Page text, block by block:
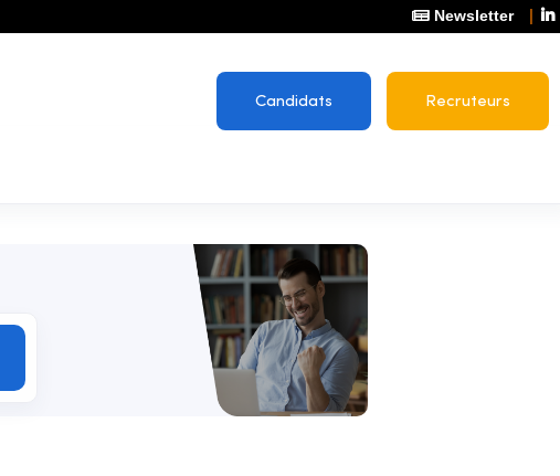
Newsletter
Candidats Recruteurs